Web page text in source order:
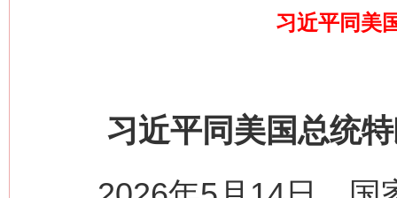
习近平同美
习近平同美国总统特